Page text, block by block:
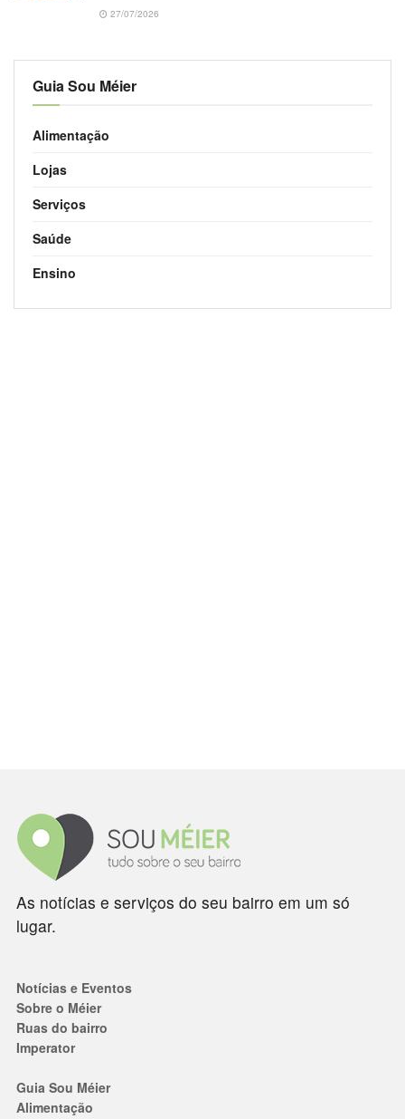
27/07/2026
Guia Sou Méier
Alimentação
Lojas
Serviços
Saúde
Ensino
As notícias e serviços do seu bairro em um só
lugar.
Notícias e Eventos
Sobre o Méier
Ruas do bairro
Imperator
Guia Sou Méier
Alimentação